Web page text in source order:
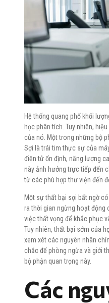
Hệ thống quang phổ khối
học phân tích. Tuy nhiên,
của nó. Một trong những bộ
Sợi là trái tim thực sự của
điện tử ổn định, năng lượng
này ảnh hưởng trực tiếp đến
từ các phù hợp thư viện đến
Một sự thất bại sợi bất ngờ
ra thời gian ngừng hoạt động
việc thất vọng để khắc phục
Tuy nhiên, thất bại sớm của
xem xét các nguyên nhân
chắc để phòng ngừa và giới
bộ phận quan trọng này.
Các